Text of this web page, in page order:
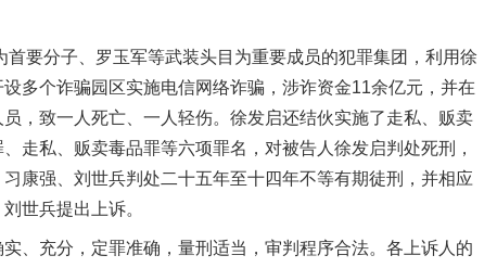
分子、罗玉军等武装头目为重要成员的犯罪集团，利用徐
多个诈骗园区实施电信网络诈骗，涉诈资金11余亿元，并在
，致一人死亡、一人轻伤。徐发启还结伙实施了走私、贩卖
走私、贩卖毒品罪等六项罪名，对被告人徐发启判处死刑，
康强、刘世兵判处二十五年至十四年不等有期徒刑，并相应
世兵提出上诉。
充分，定罪准确，量刑适当，审判程序合法。各上诉人的
促振兴 酒驾未被当场查获能处罚吗